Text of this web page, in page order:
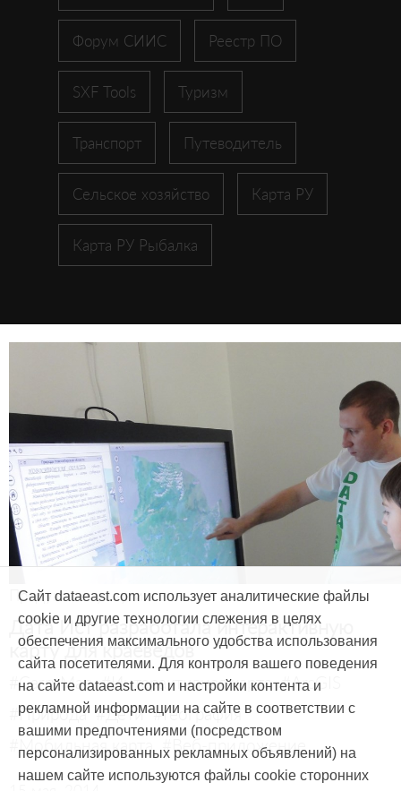
Форум СИИС Реестр ПО
SXF Tools Туризм
Транспорт Путеводитель
Сельское хозяйство Карта РУ
Карта РУ Рыбалка
Продукты и услуги
Дата Ист разработала интерактивную
карту для краеведов
#CarryMap #Интерактивная карта #ArcGIS
#Природа #Дети #География
#Мобильная карта #Веб-приложение
Сайт dataeast.com использует аналитические файлы
cookie и другие технологии слежения в целях
обеспечения максимального удобства использования
сайта посетителями. Для контроля вашего поведения
на сайте dataeast.com и настройки контента и
рекламной информации на сайте в соответствии с
вашими предпочтениями (посредством
персонализированных рекламных объявлений) на
нашем сайте используются файлы cookie сторонних